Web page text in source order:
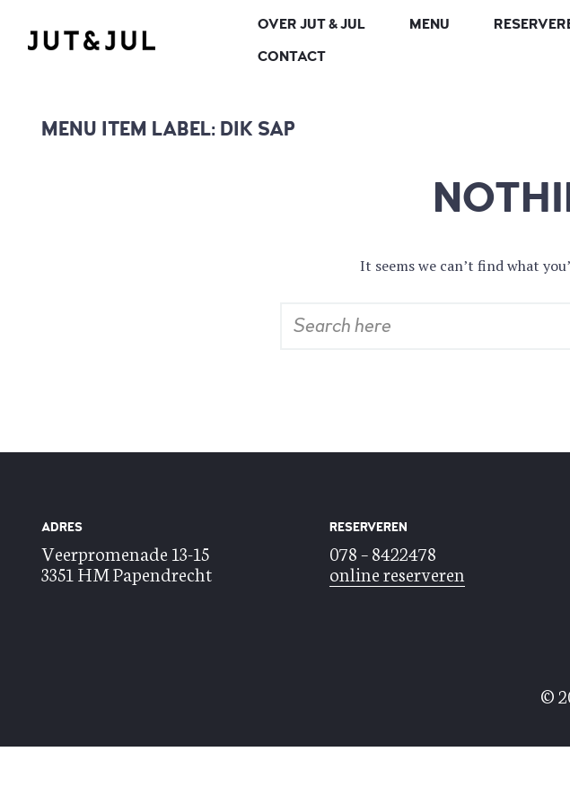
RESTAURANT & CATERING
OVER JUT & JUL MENU
CONTACT
MENU ITEM LABEL: DIK SAP
It seems we can’t find what
ADRES
Veerpromenade 13-15
3351 HM Papendrecht
RESERVEREN
078 – 8422478
online reserveren
©